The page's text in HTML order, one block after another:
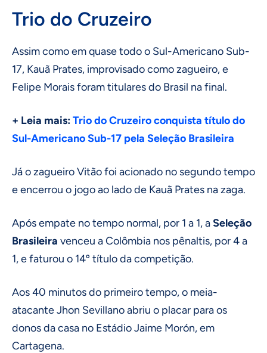
Trio do Cruzeiro
Assim como em quase todo o Sul-Americano Sub-
17, Kauã Prates, improvisado como zagueiro, e
Felipe Morais foram titulares do Brasil na final.
+ Leia mais:Trio do Cruzeiro conquista título do
Sul-Americano Sub-17 pela Seleção Brasileira
Já o zagueiro Vitão foi acionado no segundo tempo
e encerrou o jogo ao lado de Kauã Prates na zaga.
Após empate no tempo normal, por 1 a 1, aSeleção
Brasileira venceu a Colômbia nos pênaltis, por 4 a
1, e faturou o 14º título da competição.
Aos 40 minutos do primeiro tempo, o meia-
atacante Jhon Sevillano abriu o placar para os
donos da casa no Estádio Jaime Morón, em
Cartagena.